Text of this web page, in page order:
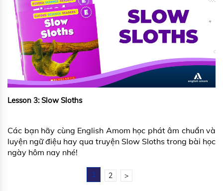
Lesson 3: Slow Sloths
Các bạn hãy cùng English Amom học phát âm chuẩn và
luyện ngữ điệu hay qua truyện Slow Sloths trong bài học
ngày hôm nay nhé!
1 2 >